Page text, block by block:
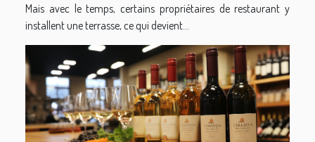
Mais avec le temps, certains propriétaires de restaurant y
installent une terrasse, ce qui devient...